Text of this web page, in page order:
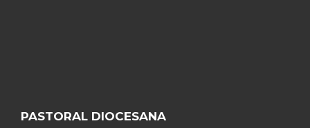
PASTORAL DIOCESANA